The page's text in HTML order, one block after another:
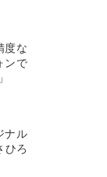
度な
ンで
ナル
ひろ